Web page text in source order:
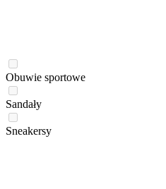
Obuwie sportowe
Sandały
Sneakersy